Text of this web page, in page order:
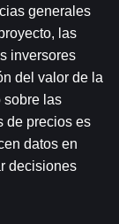
generales
las
inversores
del valor de la
sobre las
de precios es
datos en
decisiones